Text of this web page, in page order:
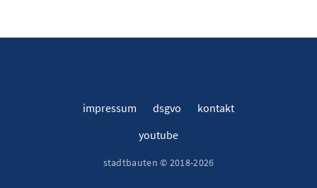
impressum dsgvo
kontakt
youtube
stadtbauten © 2018-2026